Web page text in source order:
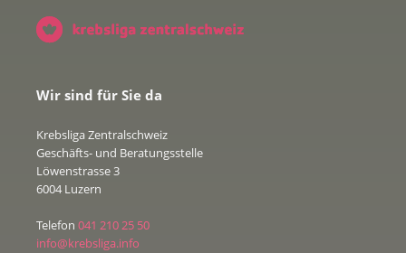
Wir sind für Sie da
Krebsliga Zentralschweiz
Geschäfts- und Beratungsstelle
Löwenstrasse 3
6004 Luzern
Telefon 041 210 25 50
info@krebsliga.info